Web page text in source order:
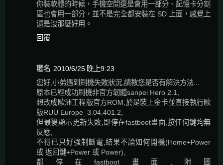
你裝軟體的時候，手機空間還是會用一部分、記憶卡分割
區也會用一部分，並不是完全都安裝在 SD 上面，感覺上
還是沒那麼好用。
回覆
匿名 2010/6/25 晚上9:23
您好,小弟遇到刷機失敗狀況,請教您是否有解決方法...
原本已經成功刷機非官方韌體sanpei Hero 2.1,
想改成歐洲工程版官方ROM,於是裝上金卡並直接執行歐
版RUU Europe_3.04.401.2,
但最後顯示更新失敗,即停在fastboot畫面,按任何鍵均無
反應,
不得已只好強制斷電,結果不論如何開機(Home+Power
或 返回鍵+Power 或 Power),
都停在fastboot畫面,附圖